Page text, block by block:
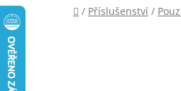
Domů
/ Příslušenství /